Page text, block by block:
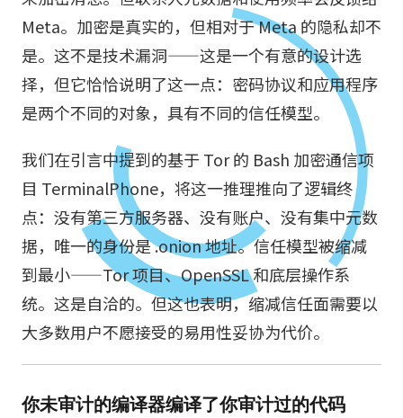
Meta。加密是真实的，但相对于 Meta 的隐私却不
是。这不是技术漏洞——这是一个有意的设计选
择，但它恰恰说明了这一点：密码协议和应用程序
是两个不同的对象，具有不同的信任模型。
我们在引言中提到的基于 Tor 的 Bash 加密通信项
目 TerminalPhone，将这一推理推向了逻辑终
点：没有第三方服务器、没有账户、没有集中元数
据，唯一的身份是 .onion 地址。信任模型被缩减
到最小——Tor 项目、OpenSSL 和底层操作系
统。这是自洽的。但这也表明，缩减信任面需要以
大多数用户不愿接受的易用性妥协为代价。
你未审计的编译器编译了你审计过的代码